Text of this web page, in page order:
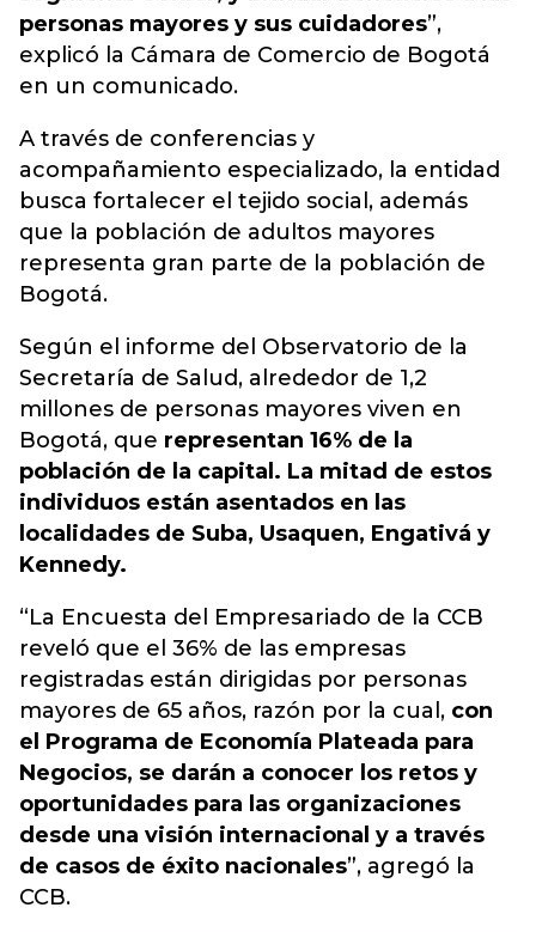
personas mayores y sus cuidadores”,
explicó la Cámara de Comercio de Bogotá
en un comunicado.
A través de conferencias y
acompañamiento especializado, la entidad
busca fortalecer el tejido social, además
que la población de adultos mayores
representa gran parte de la población de
Bogotá.
Según el informe del Observatorio de la
Secretaría de Salud, alrededor de 1,2
millones de personas mayores viven en
Bogotá, que representan 16% de la
población de la capital. La mitad de estos
individuos están asentados en las
localidades de Suba, Usaquen, Engativá y
Kennedy.
“La Encuesta del Empresariado de la CCB
reveló que el 36% de las empresas
registradas están dirigidas por personas
mayores de 65 años, razón por la cual, con
el Programa de Economía Plateada para
Negocios, se darán a conocer los retos y
oportunidades para las organizaciones
desde una visión internacional y a través
de casos de éxito nacionales”, agregó la
CCB.